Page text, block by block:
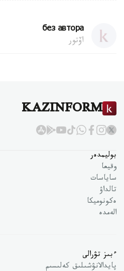
без автора
اۆتور
KAZINFORM
بوليمدەر
وقيعا
ساياسات
تالداۋ
ەكونوميكا
الەمدە
ءبىز تۋرالى
پايدالانۋشىلىق كەلىسىم